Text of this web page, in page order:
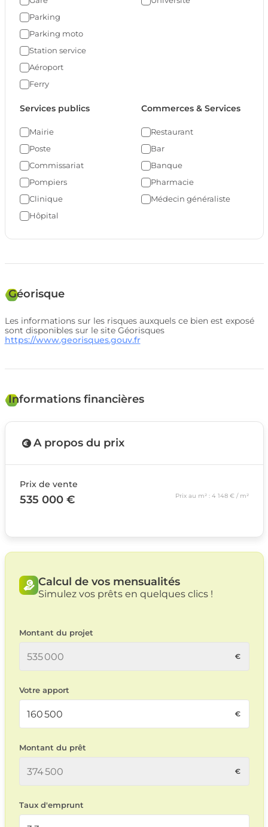
Parking
Parking moto
Station service
Aéroport
Ferry
Services publics
Mairie
Poste
Commissariat
Pompiers
Clinique
Hôpital
Commerces & Services
Restaurant
Bar
Banque
Pharmacie
Médecin généraliste
Géorisque
Les informations sur les risques auxquels ce bien est exposé
sont disponibles sur le site Géorisques
https://www.georisques.gouv.fr
Informations financières
A propos du prix
Prix de vente
535 000 € Prix au m² : 4 148 € / m²
Calcul de vos mensualités
Simulez vos prêts en quelques clics !
Montant du projet
Votre apport
Montant du prêt
Taux d'emprunt